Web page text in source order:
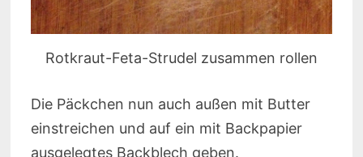
Rotkraut-Feta-Strudel zusammen rollen
Die Päckchen nun auch außen mit Butter
einstreichen und auf ein mit Backpapier
ausgelegtes Backblech geben.